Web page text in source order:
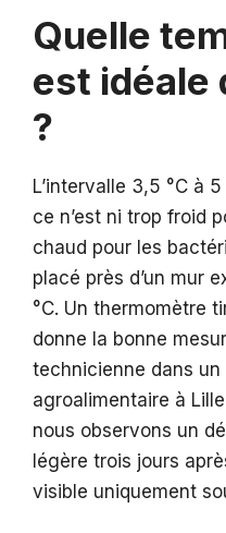
Quelle
est idéale
?
L’intervalle 3,5 °C à
ce n’est ni trop froid
chaud pour les
placé près d’un mur
°C. Un thermomètre
donne la bonne
technicienne dans un
agroalimentaire à
nous observons un
légère trois jours
visible uniquement